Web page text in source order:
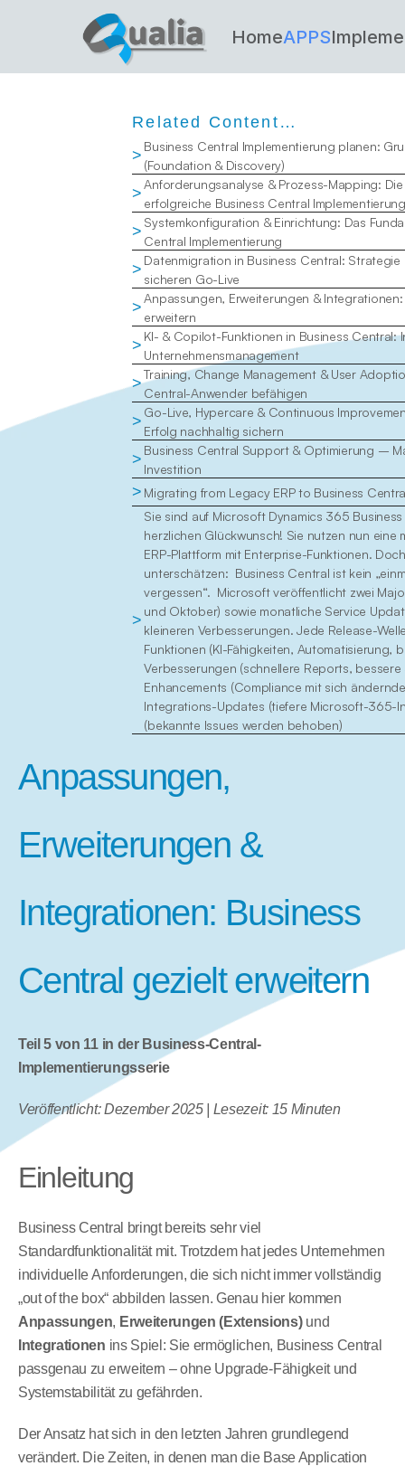
HomeAPPS
Anpassungen,
Erweiterungen &
Integrationen: Business
Central gezielt erweitern
Teil 5 von 11 in der Business-Central-
Implementierungsserie
Veröffentlicht: Dezember 2025 | Lesezeit: 15 Minuten
Einleitung
Business Central bringt bereits sehr viel
Standardfunktionalität mit. Trotzdem hat jedes Unternehmen
individuelle Anforderungen, die sich nicht immer vollständig
Anpassungen, Erweiterungen (Extensions)
Integrationen ins Spiel: Sie ermöglichen, Business Central
passgenau zu erweitern – ohne Upgrade-Fähigkeit und
Systemstabilität zu gefährden.
Der Ansatz hat sich in den letzten Jahren grundlegend
verändert. Die Zeiten, in denen man die Base Application
Related Content…
> Business Central Implementierung planen:
(Foundation & Discovery)
>Anforderungsanalyse & Prozess-Mapping:
erfolgreiche Business Central Implementierung
> Systemkonfiguration & Einrichtung: Das
Central Implementierung
> Datenmigration in Business Central: Strategie
sicheren Go-Live
>Anpassungen, Erweiterungen &
erweitern
> KI- & Copilot-Funktionen in Business Central:
Unternehmensmanagement
>Training, Change Management & User
Central-Anwender befähigen
> Go-Live, Hypercare & Continuous
Erfolg nachhaltig sichern
> Business Central Support & Optimierung –
Investition
> Migrating from Legacy ERP to Business
>
Sie sind auf Microsoft Dynamics 365
herzlichen Glückwunsch! Sie nutzen nun eine
ERP-Plattform mit Enterprise-Funktionen.
unterschätzen:  Business Central ist kein
vergessen“.  Microsoft veröffentlicht zwei
und Oktober) sowie monatliche Service
kleineren Verbesserungen. Jede Release-
Funktionen (KI-Fähigkeiten, Automatisierung,
Verbesserungen (schnellere Reports,
Enhancements (Compliance mit sich
Integrations-Updates (tiefere Microsoft-365-
(bekannte Issues werden behoben)